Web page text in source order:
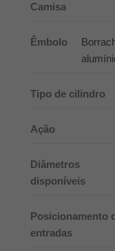
Camisa
Êmbolo
Tipo de cilindro
Ação
Diâmetros
disponíveis
Posicionamento
entradas